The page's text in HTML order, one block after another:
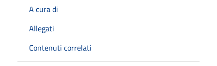
A cura di
Allegati
Contenuti correlati